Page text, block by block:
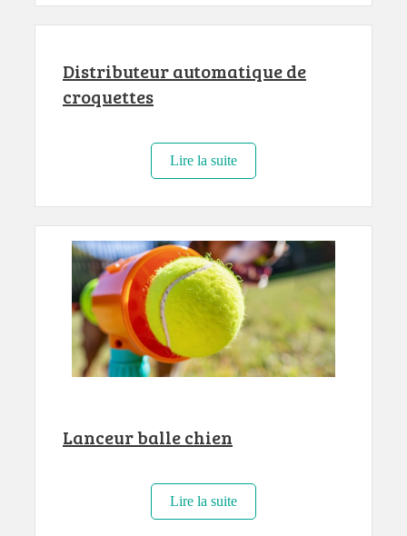
Distributeur automatique de
croquettes
Lire la suite
Lanceur balle chien
Lire la suite